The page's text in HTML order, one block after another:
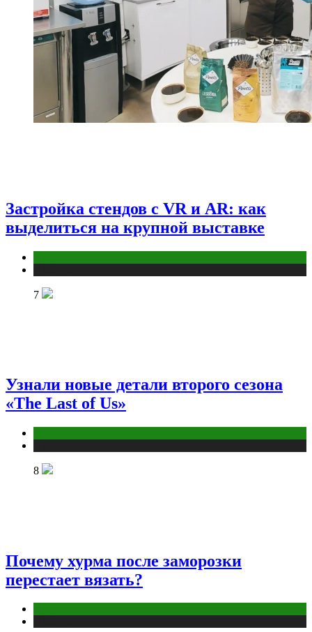
Застройка стендов с VR и AR: как
выделиться на крупной выставке
7
Узнали новые детали второго сезона
«The Last of Us»
8
Почему хурма после заморозки
перестает вязать?